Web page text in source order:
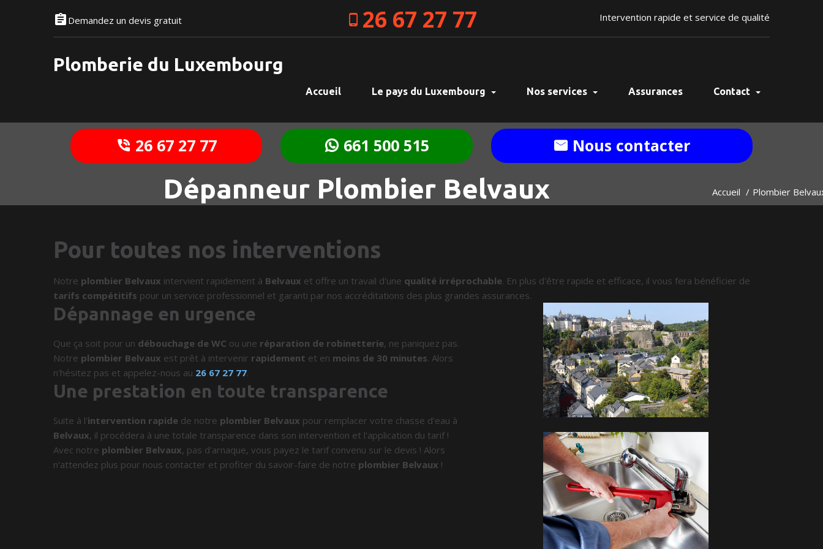
Demandez un devis gratuit 26 67 27 77 Intervention rapide et service de qualité
Plomberie du Luxembourg
Accueil Le pays du Luxembourg Nos services Assurances Contact
26 67 27 77 661 500 515 Nous contacter
Dépanneur Plombier Belvaux Accueil Plombier
Pour toutes nos interventions
Notre plombier Belvaux intervient rapidement à Belvaux et offre un travail d'une qualité irréprochable. En plus d'être rapide et efficace, il vous fera bénéficier de
tarifs compétitifs pour un service professionnel et garanti par nos accréditations des plus grandes assurances.
Dépannage en urgence
Que ça soit pour un débouchage de WC ou une réparation de robinetterie, ne paniquez pas.
Notre plombier Belvaux est prêt à intervenir rapidement et en moins de 30 minutes. Alors
n'hésitez pas et appelez-nous au 26 67 27 77.
Une prestation en toute transparence
Suite à l'intervention rapide de notre plombier Belvaux pour remplacer votre chasse d'eau à
Belvaux, il procédera à une totale transparence dans son intervention et l'application du tarif !
Avec notre plombier Belvaux, pas d'arnaque, vous payez le tarif convenu sur le devis ! Alors
n'attendez plus pour nous contacter et profiter du savoir-faire de notre plombier Belvaux !